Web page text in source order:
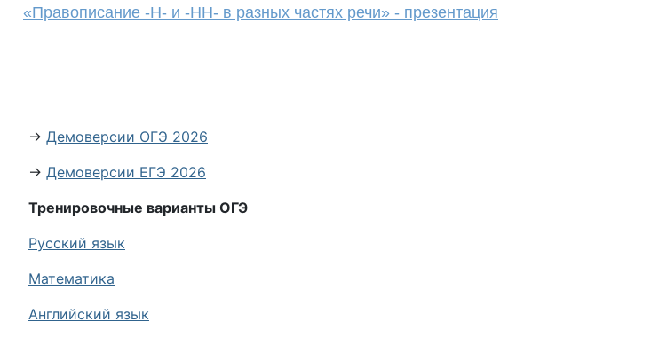
«Правописание -Н- и -НН- в разных частях речи» - презентация
→ Демоверсии ОГЭ 2026
→ Демоверсии ЕГЭ 2026
Тренировочные варианты ОГЭ
Русский язык
Математика
Английский язык